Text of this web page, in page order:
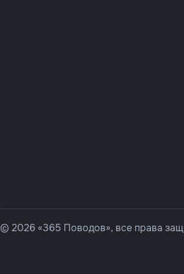
© 2026 «365 Поводов», все права